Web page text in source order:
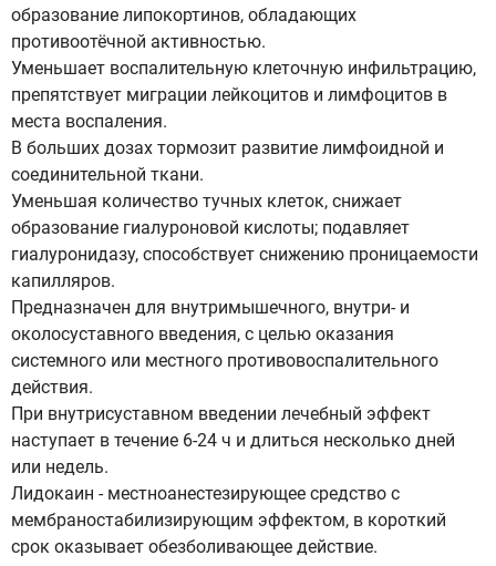
образование липокортинов, обладающих
противоотёчной активностью.
Уменьшает воспалительную клеточную инфильтрацию,
препятствует миграции лейкоцитов и лимфоцитов в
места воспаления.
В больших дозах тормозит развитие лимфоидной и
соединительной ткани.
Уменьшая количество тучных клеток, снижает
образование гиалуроновой кислоты; подавляет
гиалуронидазу, способствует снижению проницаемости
капилляров.
Предназначен для внутримышечного, внутри- и
околосуставного введения, с целью оказания
системного или местного противовоспалительного
действия.
При внутрисуставном введении лечебный эффект
наступает в течение 6-24 ч и длиться несколько дней
или недель.
Лидокаин - местноанестезирующее средство с
мембраностабилизирующим эффектом, в короткий
срок оказывает обезболивающее действие.